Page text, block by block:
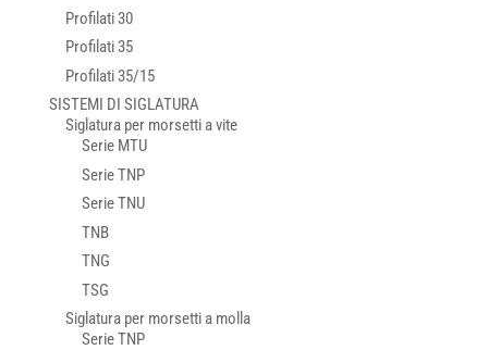
Profilati 30
Profilati 35
Profilati 35/15
SISTEMI DI SIGLATURA
Siglatura per morsetti a vite
Serie MTU
Serie TNP
Serie TNU
TNB
TNG
TSG
Siglatura per morsetti a molla
Serie TNP